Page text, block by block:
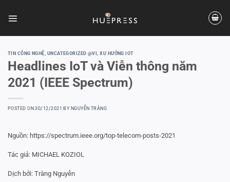
TIN CÔNG NGHỆ, UNCATEGORIZED @VI,XU HƯỚNG IOT
Headlines IoT và Viễn thông năm
2021 (IEEE Spectrum)
POSTED ON30/12/2021 BY NGUYỄN TRÀNG
Nguồn: https://spectrum.ieee.org/top-telecom-posts-2021
Tác giả: MICHAEL KOZIOL
Dịch bởi: Tràng Nguyễn